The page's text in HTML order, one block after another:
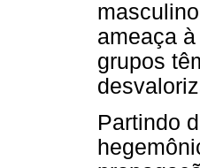
ameaça
grupos
Partindo